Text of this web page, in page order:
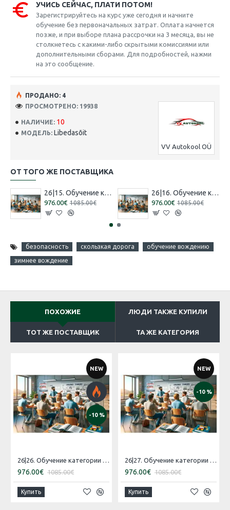
УЧИСЬ СЕЙЧАС, ПЛАТИ ПОТОМ!
Зарегистрируйтесь на курс уже сегодня и начните
обучение без первоначальных затрат. Оплата начнется
позже, и при выборе плана рассрочки на 3 месяца, вы не
столкнетесь с какими-либо скрытыми комиссиями или
дополнительными сборами. Для подробностей, нажми
на это сообщение.
НАЛИЧИЕ: 10
МОДЕЛЬ: Libedasõit
VV Autokool OÜ
ПРОДАНО: 4
ПРОСМОТРЕНО: 19938
ОТ ТОГО ЖЕ ПОСТАВЩИКА
26|15. Обучение категории 'B' [16.07.2026 – 15.08.2026 Русский]
976.00€ 1085.00€
26|16. Обучение категории 'B' [30.07.2026 – 29.08.2026 Эстонский]
976.00€ 1085.00€
безопасность скользкая дорога обучение вождению
зимнее вождение
ПОХОЖИЕ ЛЮДИ ТАКЖЕ КУПИЛИ
ТОТ ЖЕ ПОСТАВЩИК ТА ЖЕ КАТЕГОРИЯ
NEW
-10 %
26|26. Обучение категории 'B' [17.12.2026 – 15.01.2027 Эстонский]
976.00€ 1085.00€
Купить
NEW
-10 %
26|27. Обучение категории 'B' [31.12.2026 – 29.01.2027 Русский]
976.00€ 1085.00€
Купить